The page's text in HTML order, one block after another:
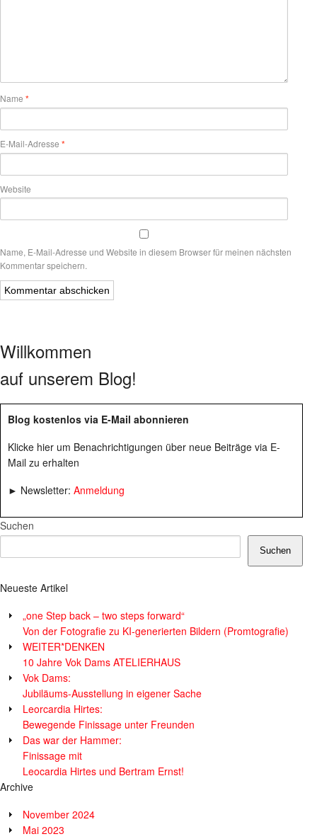
Name *
E-Mail-Adresse *
Website
Name, E-Mail-Adresse und Website in diesem Browser für meinen nächsten
Kommentar speichern.
Willkommen
auf unserem Blog!
Blog kostenlos via E-Mail abonnieren
Klicke hier um Benachrichtigungen über neue Beiträge via E-
Mail zu erhalten
► Newsletter: Anmeldung
Suchen
Suchen
Neueste Artikel
„one Step back – two steps forward“
Von der Fotografie zu KI-generierten Bildern (Promtografie)
WEITER*DENKEN
10 Jahre Vok Dams ATELIERHAUS
Vok Dams:
Jubiläums-Ausstellung in eigener Sache
Leorcardia Hirtes:
Bewegende Finissage unter Freunden
Das war der Hammer:
Finissage mit
Leocardia Hirtes und Bertram Ernst!
Archive
November 2024
Mai 2023